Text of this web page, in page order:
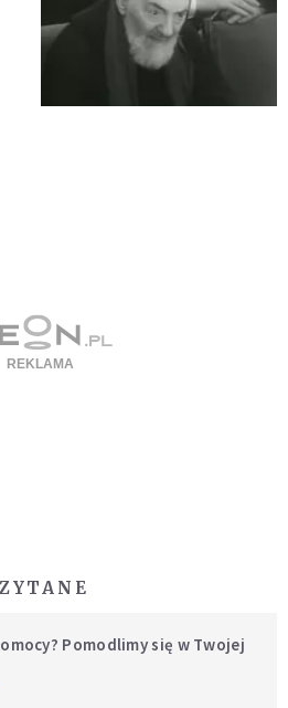
Pomodlimy się w Twojej